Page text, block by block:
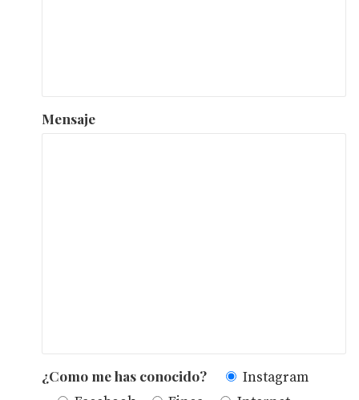
Mensaje
¿Como me has conocido?
Instagram